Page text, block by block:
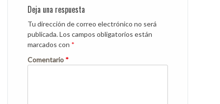
Deja una respuesta
Tu dirección de correo electrónico no será
publicada.Los campos obligatorios están
marcados con *
Comentario *